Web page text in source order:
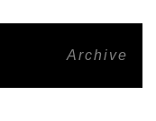
Archive